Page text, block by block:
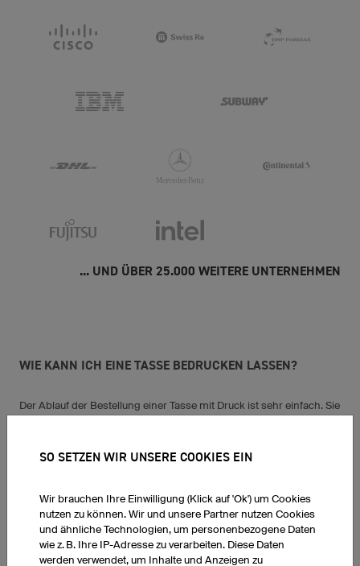
... UND ÜBER 25.000 WEITERE UNTERNEHMEN
WIE KANN ICH EINE TASSE BEDRUCKEN LASSEN?
Der Ablauf der Bestellung einer Tasse mit Druck ist sehr einfach. Sie
gestalten die Tasse in unserem online Konfigurator und legen sie
geht es los. Sie können die Tassen mit eigenen Fotos und Bildern
WIE VIEL KOSTET EINE TASSE MIT DRUCK?
Der Preis ist davon abhängig, ob Sie eine oder mehrere Tassen
SO SETZEN WIR UNSERE COOKIES EIN
Wir brauchen Ihre Einwilligung (Klick auf 'Ok') um Cookies
nutzen zu können. Wir und unsere Partner nutzen Cookies
und ähnliche Technologien, um personenbezogene Daten
wie z. B. Ihre IP-Adresse zu verarbeiten. Diese Daten
werden verwendet, um Inhalte und Anzeigen zu